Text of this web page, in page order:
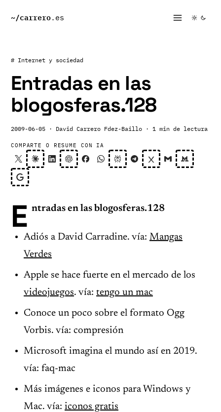
~/carrero.es
# Internet y sociedad
Entradas en las
blogosferas.128
2009-06-05 · David Carrero Fdez-Baillo · 1 min de lectura
COMPARTE O RESUME CON IA
E ntradas en las blogosferas.128
Adiós a David Carradine. vía: Mangas
Verdes
Apple se hace fuerte en el mercado de los
videojuegos. vía: tengo un mac
Conoce un poco sobre el formato Ogg
Vorbis. vía: compresión
Microsoft imagina el mundo así en 2019.
vía: faq-mac
Más imágenes e iconos para Windows y
Mac. vía: iconos gratis